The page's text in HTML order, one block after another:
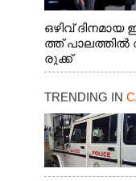
ഒഴിവ്
ത്ത് പാലത്തിൽ
രുക്ക്
TRENDING IN